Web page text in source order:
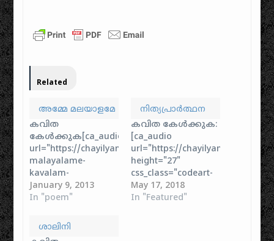
Related
അമ്മേ മലയാളമേ
കവിത
കേൾക്കുക[ca_audio
url="https://chayilyam.com/stories/poem/amme-
malayalame-
kavalam-
sreekumar.mp3"
width="300"
css_class="codeart-
January 9, 2013
In "poem"
നിത്യപ്രാർത്ഥന
കവിത കേൾക്കുക:
[ca_audio
url="https://chayilyam.com/
height="27"
css_class="codeart-
google-mp3-player"
autoplay="false"]
May 17, 2018
In "Featured"
ശാലിനി